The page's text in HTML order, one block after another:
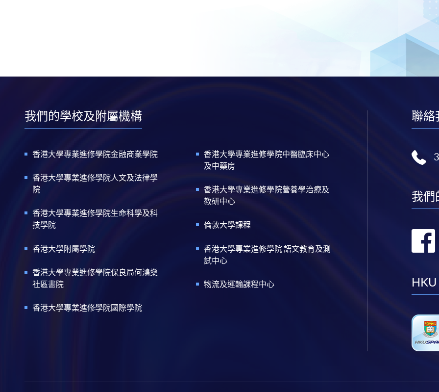
我們的學校及附屬機構
香港大學專業進修學院金融商業學院
香港大學專業進修學院人文及法律學
院
香港大學專業進修學院生命科學及科
技學院
香港大學附屬學院
香港大學專業進修學院保良局何鴻燊
社區書院
香港大學專業進修學院國際學院
香港大學專業進修學院中醫臨床中心
及中藥房
香港大學專業進修學院營養學治療及
教研中心
倫敦大學課程
香港大學專業進修學院 語文教育及測
試中心
物流及運輸課程中心
聯絡
我們
HKU